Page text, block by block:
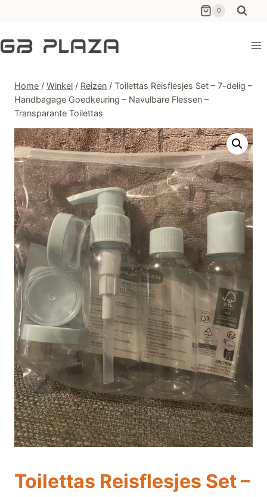
de
inhoud
0
Home / Winkel / Reizen / Toilettas Reisflesjes Set – 7-delig –
Handbagage Goedkeuring – Navulbare Flessen –
Transparante Toilettas
Toilettas Reisflesjes Set –